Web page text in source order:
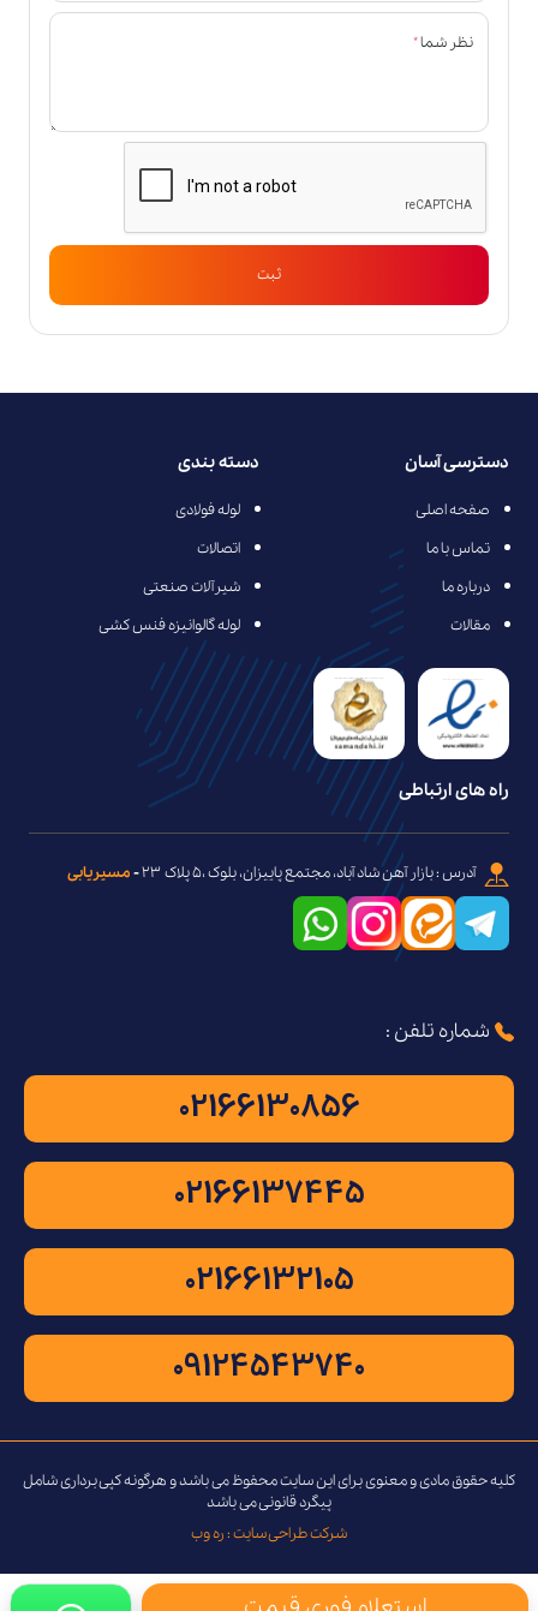
نظر شما*
ثبت
دسترسی آسان
صفحه اصلی
تماس با ما
درباره ما
مقالات
دسته بندی
لوله فولادی
اتصالات
شیرآلات صنعتی
لوله گالوانیزه فنس کشی
راه های ارتباطی
آدرس : بازار آهن شاد آباد، مجتمع پاییزان، بلوک ،۵ پلاک ۲۳ -مسیریابی
شماره تلفن :
02166130856
02166137445
02166132105
09124543740
کلیه حقوق مادی و معنوی برای این سایت محفوظ می باشد و هرگونه کپی برداری شامل
پیگرد قانونی می باشد
شرکت طراحی سایت : ره وب